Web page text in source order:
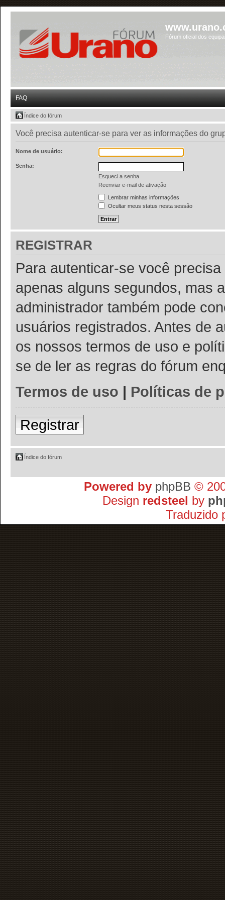
Fórum oficial dos
FAQ
Índice do fórum
Você precisa autenticar-se para ver as informações do
Nome de usuário:
Senha:
Esqueci a senha
Reenviar e-mail de ativação
Lembrar minhas informações
Ocultar meus status nesta sessão
REGISTRAR
Para autenticar-se você
apenas alguns segundos, mas
administrador também pode
usuários registrados. Antes de
os nossos termos de uso e
se de ler as regras do fórum
Termos de uso | Políticas de
Registrar
Índice do fórum
Powered by phpBB ©
Design redsteel by
Traduzido